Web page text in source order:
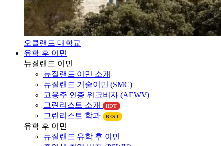
오클랜드 대학교
유학 후 이민
뉴질랜드 이민
뉴질랜드 이민 소개
뉴질랜드 기술이민 (SMC)
고용주 인증 워크비자 (AEWV)
그린리스트 소개
HOT
그린리스트 학과 BEST
유학 후 이민
뉴질랜드 유학 후 이민
졸업생 취업 비자 (PSWV)